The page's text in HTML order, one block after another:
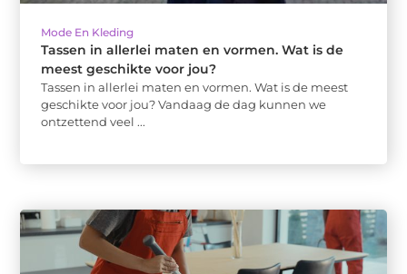
Mode En Kleding
Tassen in allerlei maten en vormen. Wat is de
meest geschikte voor jou?
Tassen in allerlei maten en vormen. Wat is de meest
geschikte voor jou? Vandaag de dag kunnen we
ontzettend veel ...